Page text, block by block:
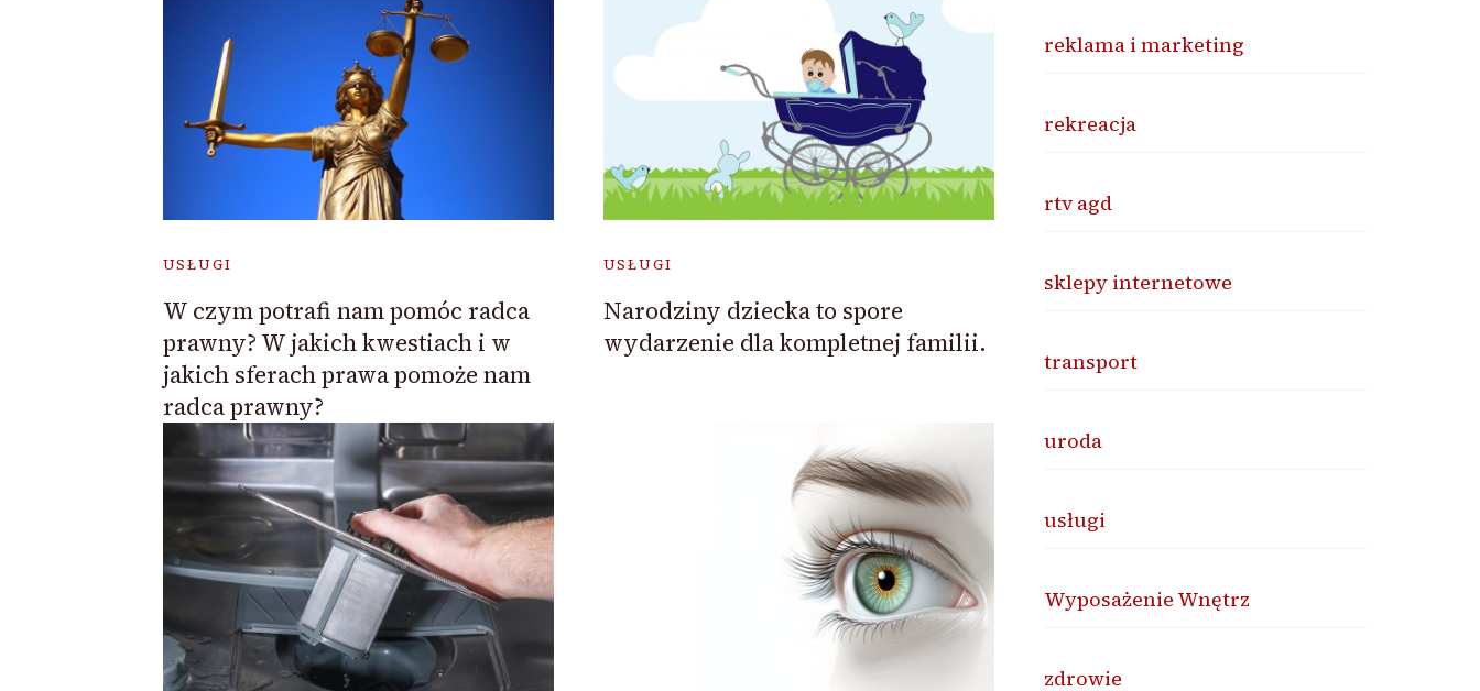
USŁUGI
W czym potrafi nam pomóc radca
prawny? W jakich kwestiach i w
jakich sferach prawa pomoże nam
radca prawny?
USŁUGI
Narodziny dziecka to spore
wydarzenie dla kompletnej familii.
reklama i marketing
rekreacja
rtv agd
sklepy internetowe
transport
uroda
usługi
Wyposażenie Wnętrz
zdrowie